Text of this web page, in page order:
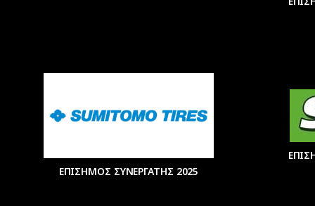
ΕΠΙΣΗΜΟΣ ΣΥΝΕΡΓΑΤΗΣ 2025